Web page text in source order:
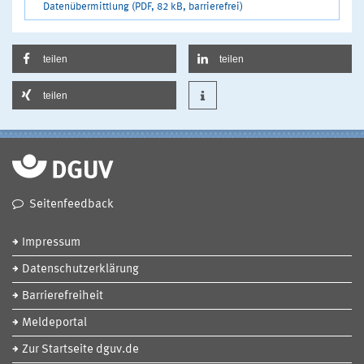
Datenübermittlung (PDF, 82 kB, barrierefrei)
teilen teilen
teilen
Seitenfeedback
Impressum
Datenschutzerklärung
Barrierefreiheit
Meldeportal
Zur Startseite dguv.de